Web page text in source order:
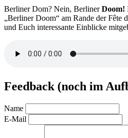
Berliner Dom? Nein, BerlinerDoom!
„Berliner Doom“ am Rande der Fête
und Euch interessante Einblicke
Feedback (noch im
Name
E-Mail